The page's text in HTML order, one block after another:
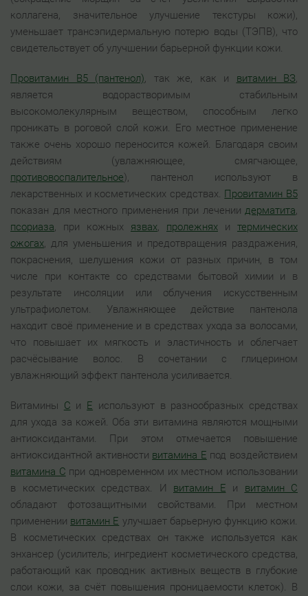
коллагена, значительное улучшение текстуры кожи),
уменьшает трансэпидермальную потерю воды (ТЭПВ), что
свидетельствует об улучшении барьерной функции кожи.
Провитамин В5 (пантенол), так же, как и витамин ВЗ,
является водорастворимым стабильным
высокомолекулярным веществом, способным легко
проникать в роговой слой кожи. Его местное применение
также очень хорошо переносится кожей. Благодаря своим
действиям (увлажняющее, смягчающее,
противовоспалительное), пантенол используют в
лекарственных и косметических средствах. Провитамин В5
показан для местного применения при лечении дерматита,
псориаза, при кожных язвах, пролежнях и термических
ожогах, для уменьшения и предотвращения раздражения,
покраснения, шелушения кожи от разных причин, в том
числе при контакте со средствами бытовой химии и в
результате инсоляции или облучения искусственным
ультрафиолетом. Увлажняющее действие пантенола
находит своё применение и в средствах ухода за волосами,
что повышает их мягкость и эластичность и облегчает
расчёсывание волос. В сочетании с глицерином
увлажняющий эффект пантенола усиливается.
Витамины С и Е используют в разнообразных средствах
для ухода за кожей. Оба эти витамина являются мощными
антиоксидантами. При этом отмечается повышение
антиоксидантной активности витамина Е под воздействием
витамина С при одновременном их местном использовании
в косметических средствах. И витамин Е и витамин С
обладают фотозащитными свойствами. При местном
применении витамин Е улучшает барьерную функцию кожи.
В косметических средствах он также используется как
энхансер (усилитель; ингредиент косметического средства,
работающий как проводник активных веществ в глубокие
слои кожи, за счёт повышения проницаемости клеток). В